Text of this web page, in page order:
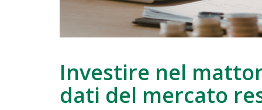
Investire nel
dati del mercato